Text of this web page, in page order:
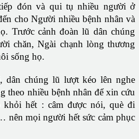
đón và qui tụ nhiều người ở
cho Người nhiều bệnh nhân và
Trước cảnh đoàn lũ dân chúng
chăn, Ngài chạnh lòng thương
sống họ.
dân chúng lũ lượt kéo lên nghe
theo nhiều bệnh nhân để xin cứu
khỏi hết : câm được nói, què đi
nên mọi người hết sức cảm phục